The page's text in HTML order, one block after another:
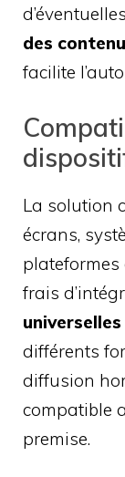
des
facilite
La solution
écrans,
plateformes
frais
universelles
différents
diffusion
compatible
premise.